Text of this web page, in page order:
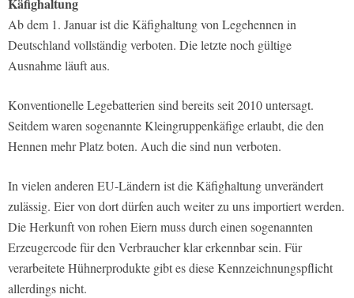
Käfighaltung
Ab dem 1. Januar ist die Käfighaltung von Legehennen in
Deutschland vollständig verboten. Die letzte noch gültige
Ausnahme läuft aus.
Konventionelle Legebatterien sind bereits seit 2010 untersagt.
Seitdem waren sogenannte Kleingruppenkäfige erlaubt, die den
Hennen mehr Platz boten. Auch die sind nun verboten.
In vielen anderen EU-Ländern ist die Käfighaltung unverändert
zulässig. Eier von dort dürfen auch weiter zu uns importiert werden.
Die Herkunft von rohen Eiern muss durch einen sogenannten
Erzeugercode für den Verbraucher klar erkennbar sein. Für
verarbeitete Hühnerprodukte gibt es diese Kennzeichnungspflicht
allerdings nicht.